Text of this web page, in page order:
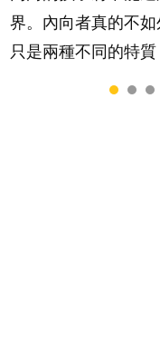
界。內向者真的不
只是兩種不同的特
理健康。...